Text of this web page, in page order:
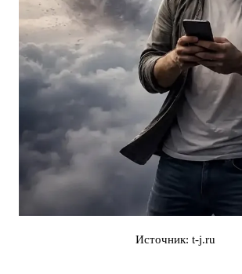
Источник: t-j.ru